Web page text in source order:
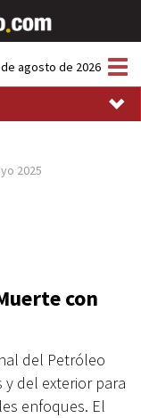
agosto de 2026
2025
con
del Petróleo
y del exterior para
enfoques. El